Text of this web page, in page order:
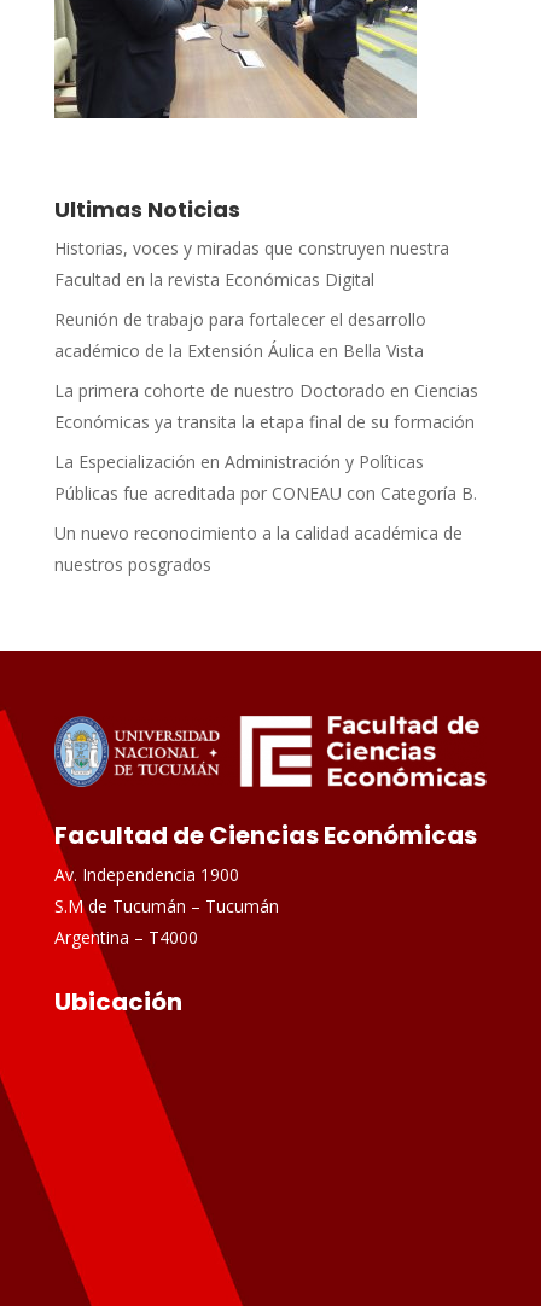
Ultimas Noticias
Historias, voces y miradas que construyen nuestra
Facultad en la revista Económicas Digital
Reunión de trabajo para fortalecer el desarrollo
académico de la Extensión Áulica en Bella Vista
La primera cohorte de nuestro Doctorado en Ciencias
Económicas ya transita la etapa final de su formación
La Especialización en Administración y Políticas
Públicas fue acreditada por CONEAU con Categoría B.
Un nuevo reconocimiento a la calidad académica de
nuestros posgrados
Facultad de Ciencias Económicas
Av. Independencia 1900
S.M de Tucumán – Tucumán
Argentina – T4000
Ubicación